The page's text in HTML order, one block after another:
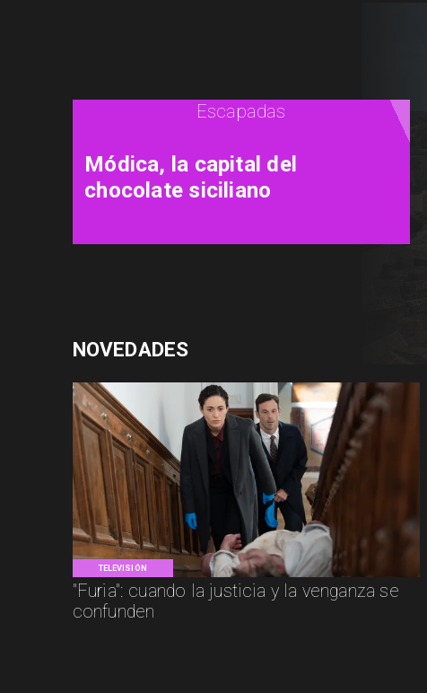
TELEVISIÓN
"Furia": cuando la justicia y la venganza se
confunden
Escapadas
Módica, la capital del
chocolate siciliano
NOVEDADES